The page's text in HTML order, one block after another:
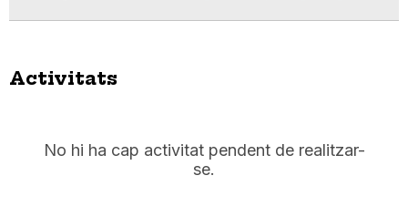
Activitats
No hi ha cap activitat pendent de realitzar-
se.